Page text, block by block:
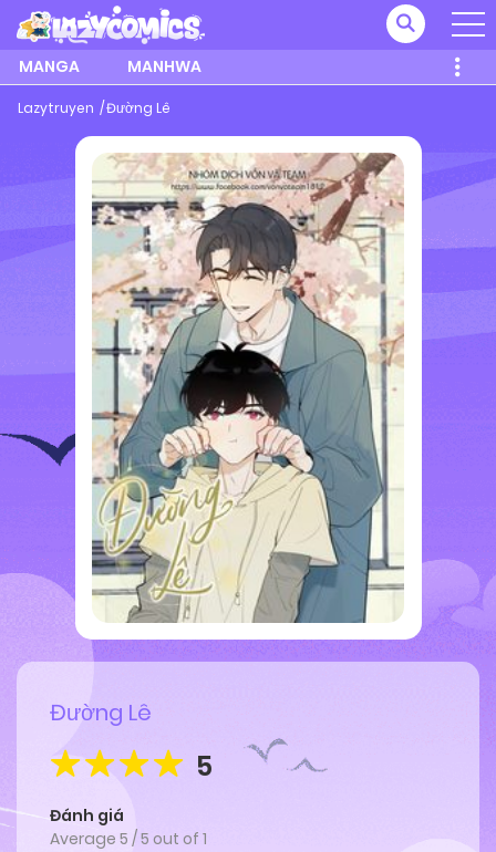
MANGA MANHWA
Lazytruyen Đường Lê
Đường Lê
5
Đánh giá
Average 5 /5 out of 1